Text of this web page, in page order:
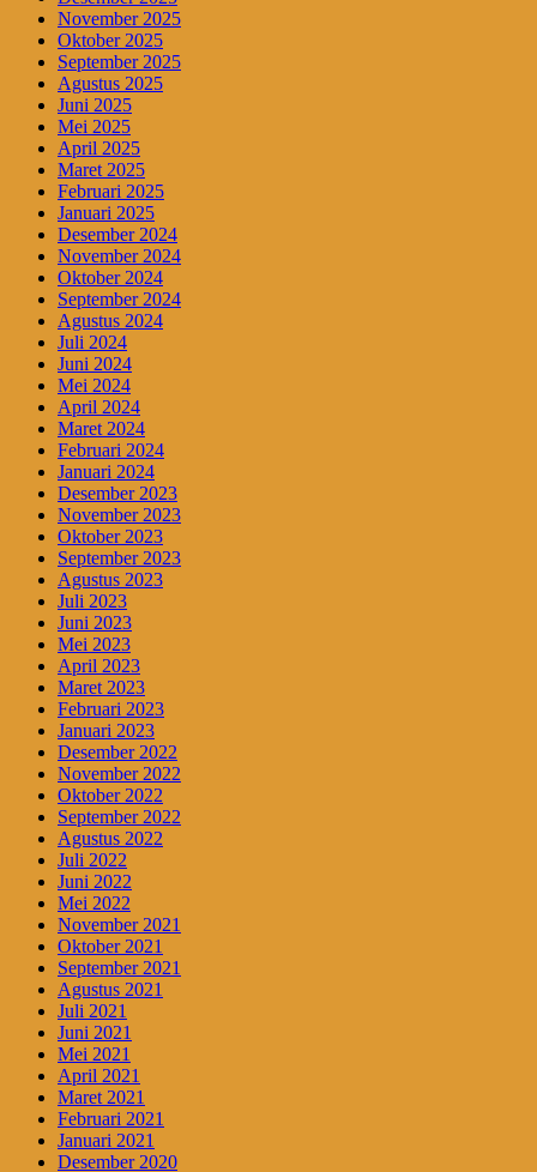
November 2025
Oktober 2025
September 2025
Agustus 2025
Juni 2025
Mei 2025
April 2025
Maret 2025
Februari 2025
Januari 2025
Desember 2024
November 2024
Oktober 2024
September 2024
Agustus 2024
Juli 2024
Juni 2024
Mei 2024
April 2024
Maret 2024
Februari 2024
Januari 2024
Desember 2023
November 2023
Oktober 2023
September 2023
Agustus 2023
Juli 2023
Juni 2023
Mei 2023
April 2023
Maret 2023
Februari 2023
Januari 2023
Desember 2022
November 2022
Oktober 2022
September 2022
Agustus 2022
Juli 2022
Juni 2022
Mei 2022
November 2021
Oktober 2021
September 2021
Agustus 2021
Juli 2021
Juni 2021
Mei 2021
April 2021
Maret 2021
Februari 2021
Januari 2021
Desember 2020